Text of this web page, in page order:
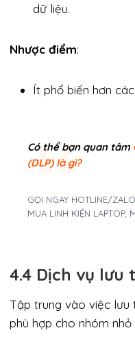
dữ liệu.
Nhược điểm:
Ít phổ biến hơn
Có thể bạn quan tâm
(DLP) là gì?
GỌI NGAY HOTLINE/
MUA LINH KIỆN LAPTOP,
4.4 Dịch vụ lưu
Tập trung vào việc lưu
phù hợp cho nhóm nhỏ